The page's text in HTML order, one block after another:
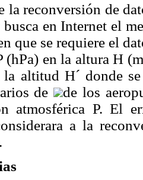
la reconversión de
busca en Internet el
que se requiere el
(hPa) en la altura H
la altitud H´ donde
de
de los
atmosférica P. El
a la